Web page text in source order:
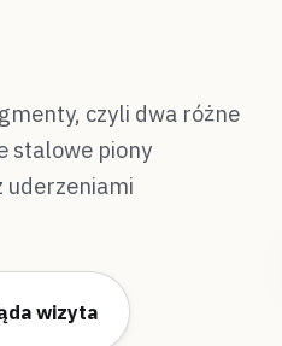
czyli dwa różne
stalowe piony
uderzeniami
wizyta